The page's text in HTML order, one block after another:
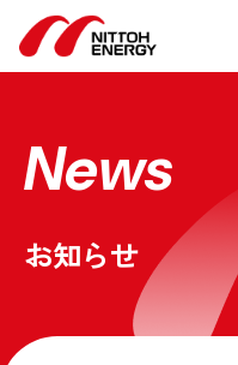
ブランドメッセージ
事業紹介
News
お知らせ